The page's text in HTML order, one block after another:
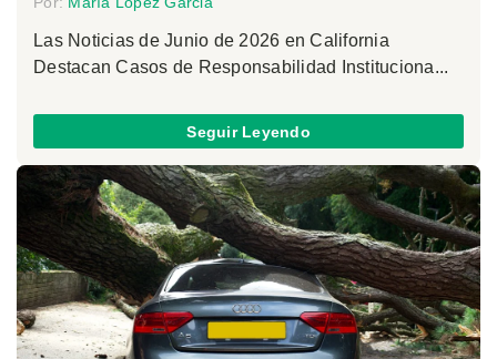
Las Noticias de Junio de 2026 en California
Destacan Casos de Responsabilidad Instituciona...
Seguir Leyendo